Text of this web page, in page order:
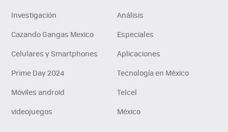
Investigación
Análisis
Cazando Gangas Mexico
Especiales
Celulares y Smartphones
Aplicaciones
Prime Day 2024
Tecnología en México
Móviles android
Telcel
videojuegos
México